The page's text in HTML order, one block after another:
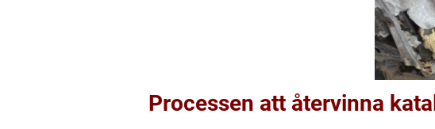
Processen att återvinna